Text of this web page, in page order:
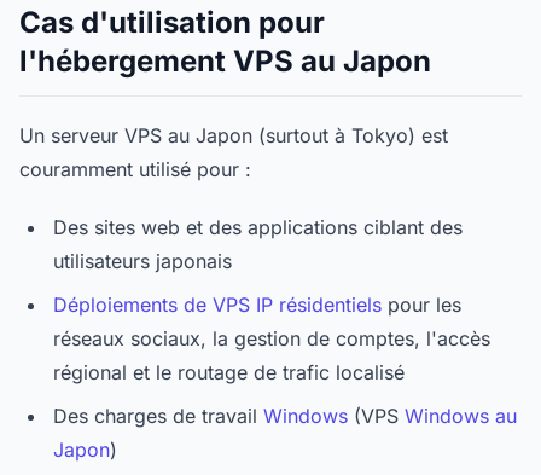
Cas d'utilisation pour
l'hébergement VPS au Japon
Un serveur VPS au Japon (surtout à Tokyo) est
couramment utilisé pour :
Des sites web et des applications ciblant des
utilisateurs japonais
Déploiements de VPS IP résidentiels pour les
réseaux sociaux, la gestion de comptes, l'accès
régional et le routage de trafic localisé
Des charges de travail Windows (VPS Windows au
Japon)